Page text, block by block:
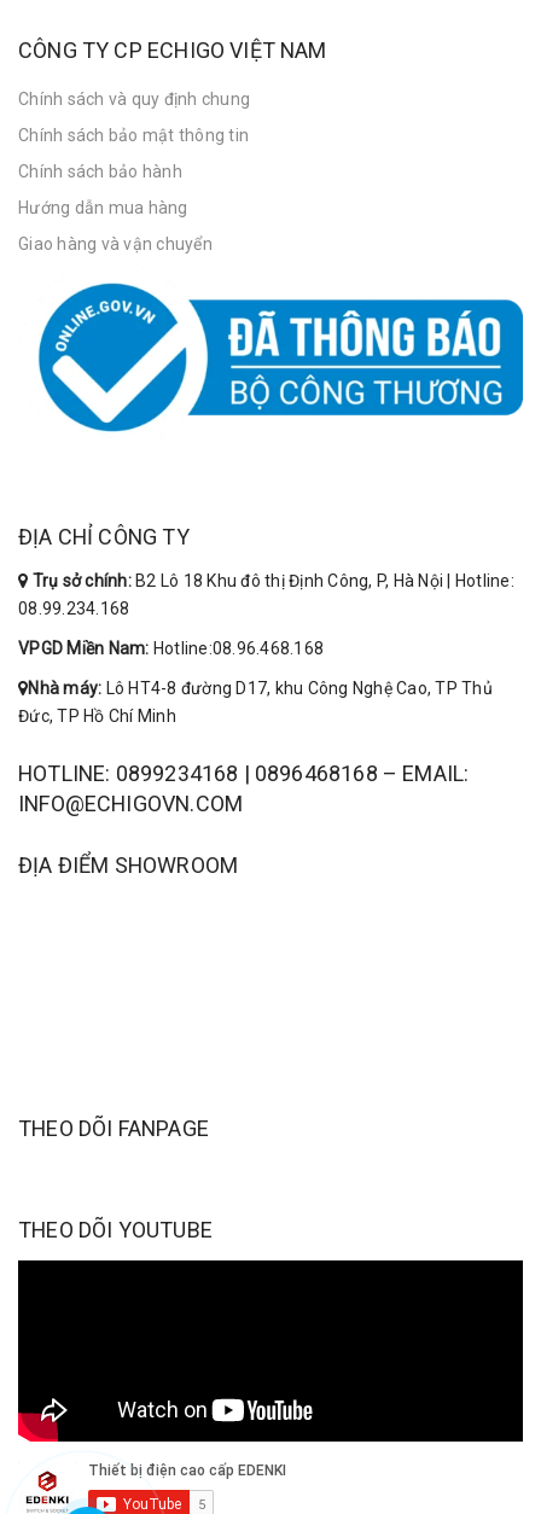
CÔNG TY CP ECHIGO VIỆT NAM
Chính sách và quy định chung
Chính sách bảo mật thông tin
Chính sách bảo hành
Hướng dẫn mua hàng
Giao hàng và vận chuyển
ĐỊA CHỈ CÔNG TY
Trụ sở chính:B2 Lô 18 Khu đô thị Định Công, P, Hà Nội | Hotline:
08.99.234.168
VPGD Miền Nam: Hotline:08.96.468.168
Nhà máy: Lô HT4-8 đường D17, khu Công Nghệ Cao, TP Thủ
Đức, TP Hồ Chí Minh
HOTLINE: 0899234168 | 0896468168 – EMAIL:
INFO@ECHIGOVN.COM
ĐỊA ĐIỂM SHOWROOM
THEO DÕI FANPAGE
THEO DÕI YOUTUBE